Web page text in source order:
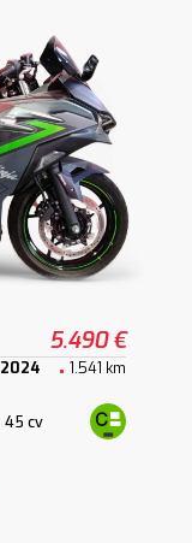
5.490 €
2024 1.541 km
45 cv